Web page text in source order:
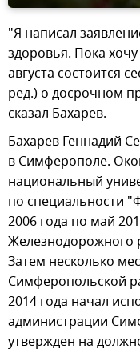
"Я написал
здоровья. Пока хочу
августа состоится
ред.) о досрочном
сказал Бахарев.
Бахарев Геннадий
в Симферополе.
национальный
по специальности
2006 года по май
Железнодорожного
Затем несколько
Симферопольской
2014 года начал
администрации
утвержден на